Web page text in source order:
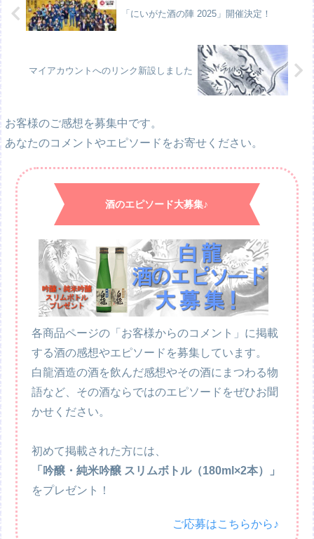
「にいがた酒の陣 2025」開催決定！
マイアカウントへのリンク新設しました
お客様のご感想を募集中です。
あなたのコメントやエピソードをお寄せください。
酒のエピソード大募集♪
各商品ページの「お客様からのコメント」に掲載
する酒の感想やエピソードを募集しています。
白龍酒造の酒を飲んだ感想やその酒にまつわる物
語など、その酒ならではのエピソードをぜひお聞
かせください。
初めて掲載された方には、
「吟醸・純米吟醸 スリムボトル（180ml×2本）」
をプレゼント！
ご応募はこちらから♪